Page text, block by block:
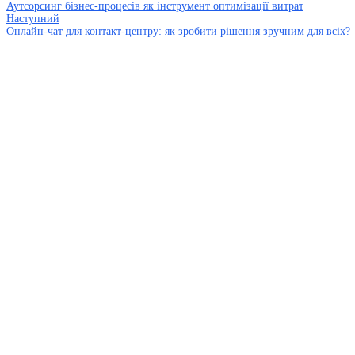
Аутсорсинг бізнес-процесів як інструмент оптимізації витрат
Наступний
Онлайн-чат для контакт-центру: як зробити рішення зручним для всіх?